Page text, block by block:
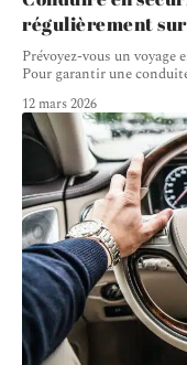
régulièrement
Prévoyez-vous un voyage
Pour garantir une
12 mars 2026